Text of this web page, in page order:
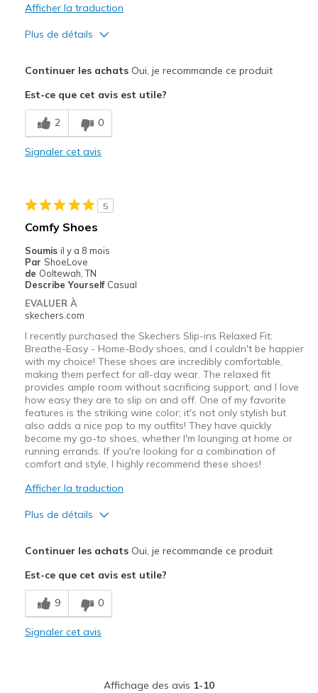
Afficher la traduction
Plus de détails
Breathe Well
Comfortable
Les meilleures utilisations
Travel
Sizing
View On Shoes
Continuer les achatsOui, je recommande ce produit
Est-ce que cet avis est utile?
2 0
Signaler cet avis
5
Comfy Shoes
Soumis il y a 8 mois
Par ShoeLove
de Ooltewah, TN
Describe Yourself Casual
EVALUER À
skechers.com
I recently purchased the Skechers Slip-ins Relaxed Fit:
Breathe-Easy - Home-Body shoes, and I couldn't be happier
with my choice! These shoes are incredibly comfortable,
making them perfect for all-day wear. The relaxed fit
provides ample room without sacrificing support, and I love
how easy they are to slip on and off. One of my favorite
features is the striking wine color; it's not only stylish but
also adds a nice pop to my outfits! They have quickly
become my go-to shoes, whether I'm lounging at home or
running errands. If you're looking for a combination of
comfort and style, I highly recommend these shoes!
Afficher la traduction
Plus de détails
Breathe Well
Comfortable
Continuer les achatsOui, je recommande ce produit
Est-ce que cet avis est utile?
9 0
Signaler cet avis
Affichage des avis 1-10